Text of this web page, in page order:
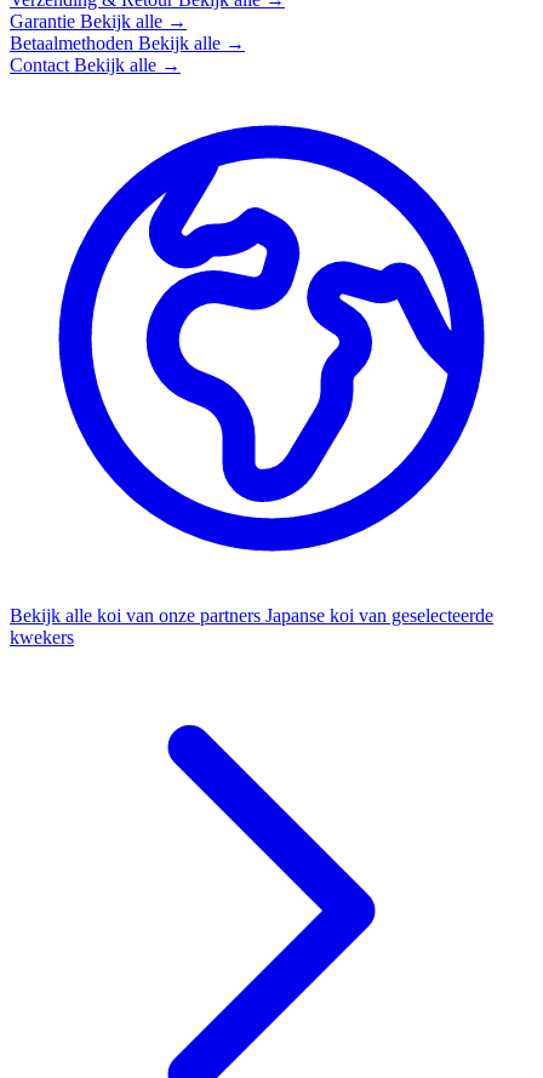
Garantie Bekijk alle →
Betaalmethoden Bekijk alle →
Contact Bekijk alle →
Bekijk alle koi van onze partners Japanse koi van geselecteerde
kwekers